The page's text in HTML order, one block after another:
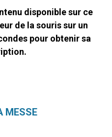
disponible sur ce
de la souris sur un
pour obtenir sa
MESSE